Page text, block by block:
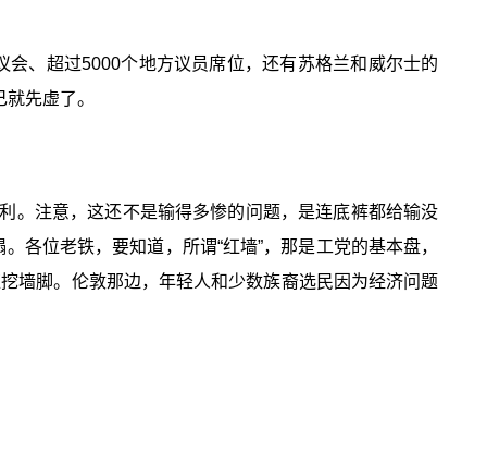
、超过5000个地方议员席位，还有苏格兰和威尔士的
先虚了。
。注意，这还不是输得多惨的问题，是连底裤都给输没
位老铁，要知道，所谓“红墙”，那是工党的基本盘，
墙脚。伦敦那边，年轻人和少数族裔选民因为经济问题